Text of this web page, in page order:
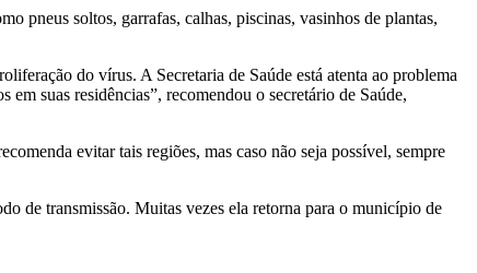
pneus soltos, garrafas, calhas, piscinas, vasinhos de plantas,
do vírus. A Secretaria de Saúde está atenta ao problema
suas residências”, recomendou o secretário de Saúde,
evitar tais regiões, mas caso não seja possível, sempre
de transmissão. Muitas vezes ela retorna para o município de